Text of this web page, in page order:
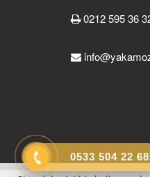
0212 595 36
0533 504 22 68